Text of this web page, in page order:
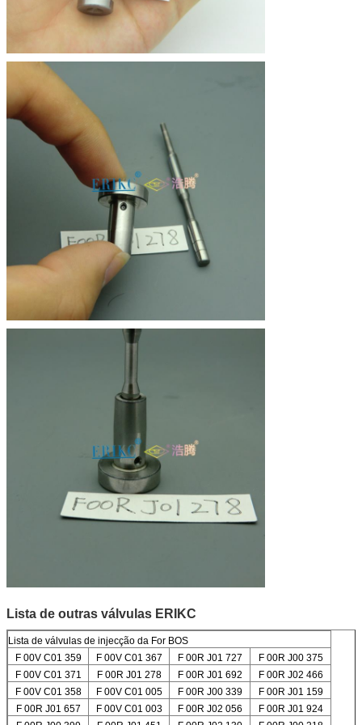
Lista de outras válvulas ERIKC
Lista de válvulas de injecção da For BOS
F 00V C01 359
F 00V C01 367 F 00R J01 727
F 00R J00 375
F 00V C01 371
F 00R J01 278 F 00R J01 692
F 00R J02 466
F 00V C01 358
F 00V C01 005 F 00R J00 339
F 00R J01 159
F 00R J01 657
F 00V C01 003 F 00R J02 056
F 00R J01 924